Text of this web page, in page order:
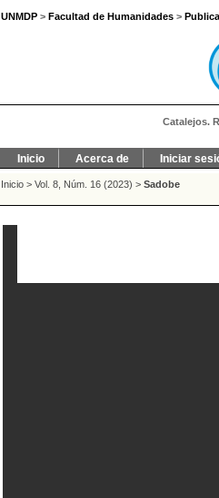
UNMDP > Facultad de Humanidades >
Catalejos.
Inicio Acerca de Iniciar
Inicio > Vol. 8, Núm. 16 (2023) > Sadobe